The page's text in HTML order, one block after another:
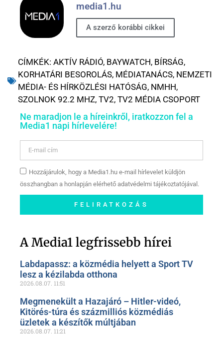
media1.hu
A szerző korábbi cikkei
CÍMKÉK: AKTÍV RÁDIÓ, BAYWATCH, BÍRSÁG,
KORHATÁRI BESOROLÁS, MÉDIATANÁCS, NEMZETI
MÉDIA- ÉS HÍRKÖZLÉSI HATÓSÁG, NMHH,
SZOLNOK 92.2 MHZ, TV2, TV2 MÉDIA CSOPORT
Ne maradjon le a híreinkről, iratkozzon fel a
Media1 napi hírlevelére!
Hozzájárulok, hogy a Media1.hu e-mail hírlevelet küldjön
összhangban a honlapján elérhető adatvédelmi tájékoztatójával.
FELIRATKOZÁS
oldalunkon!
A Media1 legfrissebb hírei
Labdapassz: a közmédia helyett a Sport TV
lesz a kézilabda otthona
2026.08.07. 11:51
Megmenekült a Hazajáró – Hitler-videó,
Kitörés-túra és százmilliós közmédiás
üzletek a készítők múltjában
2026.08.07. 11:21